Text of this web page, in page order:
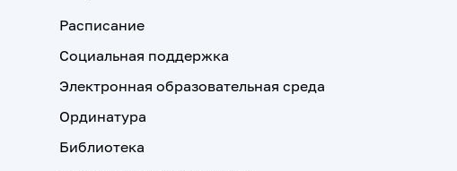
Расписание
Социальная поддержка
Электронная образовательная среда
Ординатура
Библиотека